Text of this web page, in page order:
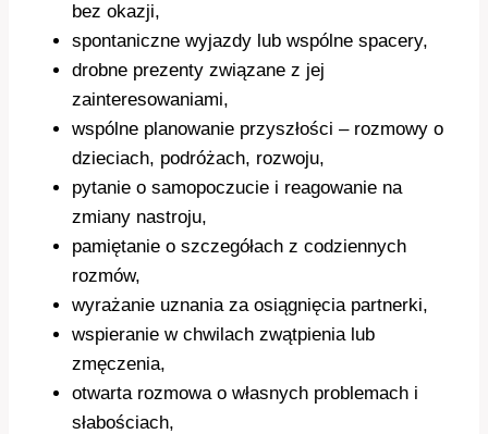
bez okazji,
spontaniczne wyjazdy lub wspólne spacery,
drobne prezenty związane z jej
zainteresowaniami,
wspólne planowanie przyszłości – rozmowy o
dzieciach, podróżach, rozwoju,
pytanie o samopoczucie i reagowanie na
zmiany nastroju,
pamiętanie o szczegółach z codziennych
rozmów,
wyrażanie uznania za osiągnięcia partnerki,
wspieranie w chwilach zwątpienia lub
zmęczenia,
otwarta rozmowa o własnych problemach i
słabościach,